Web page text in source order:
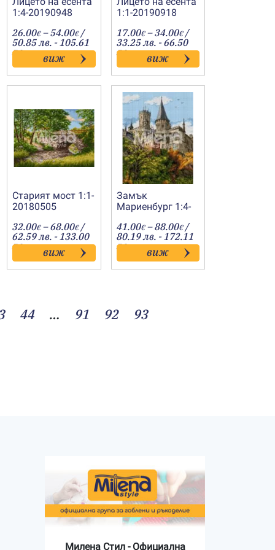
1:4-20190948
26.00€ –54.00€Price
range:
26.00€
through
54.00€
/
50.85 лв. - 105.61
лв. виж
1:1-20190918
17.00€ –34.00€Price
range:
17.00€
through
34.00€
/
33.25 лв. - 66.50
лв. виж
Старият мост 1:1-
20180505
32.00€ –68.00€Price
range:
32.00€
through
68.00€
/
62.59 лв. - 133.00
лв. виж
Замък
Мариенбург 1:4-
41.00€ –88.00€Price
range:
41.00€
through
88.00€
/
80.19 лв. - 172.11
лв. виж
44 … 91 92 93
Милена Стил - Официална